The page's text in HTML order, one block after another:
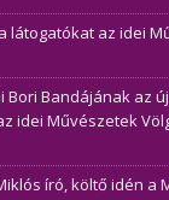
látogatókat az idei
Bori Bandájának az
idei Művészetek
író, költő idén a